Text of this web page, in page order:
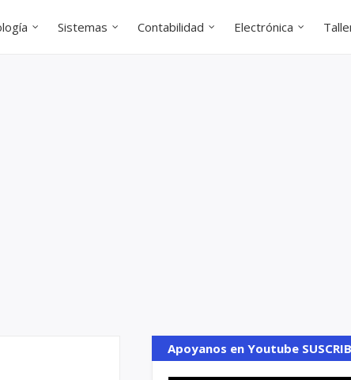
Sistemas Contabilidad Electrónica
Apoyanos en Youtube